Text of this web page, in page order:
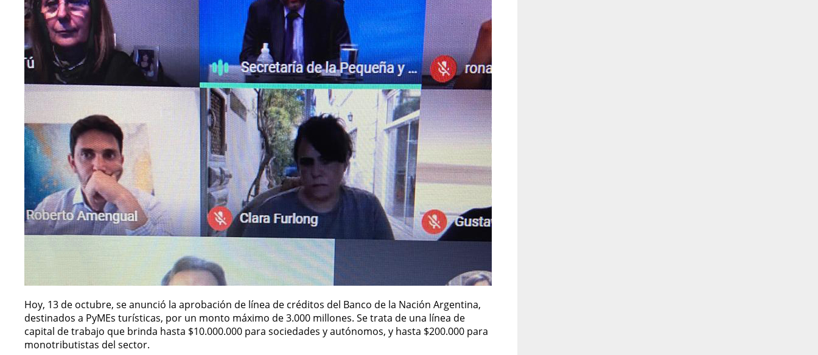
Hoy, 13 de octubre, se anunció la aprobación de línea de créditos del Banco de la Nación Argentina,
destinados a PyMEs turísticas, por un monto máximo de 3.000 millones. Se trata de una línea de
capital de trabajo que brinda hasta $10.000.000 para sociedades y autónomos, y hasta $200.000 para
monotributistas del sector.